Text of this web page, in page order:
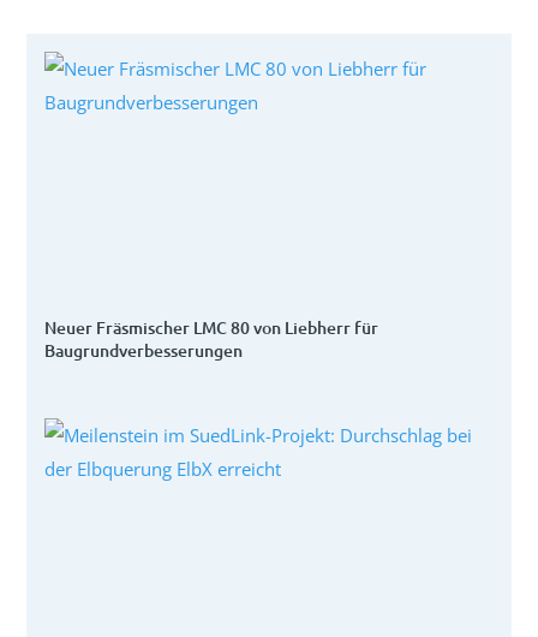
Neuer Fräsmischer LMC 80 von Liebherr für
Baugrundverbesserungen